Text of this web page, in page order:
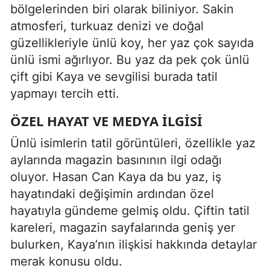
bölgelerinden biri olarak biliniyor. Sakin
atmosferi, turkuaz denizi ve doğal
güzellikleriyle ünlü koy, her yaz çok sayıda
ünlü ismi ağırlıyor. Bu yaz da pek çok ünlü
çift gibi Kaya ve sevgilisi burada tatil
yapmayı tercih etti.
ÖZEL HAYAT VE MEDYA İLGISI
Ünlü isimlerin tatil görüntüleri, özellikle yaz
aylarında magazin basınının ilgi odağı
oluyor. Hasan Can Kaya da bu yaz, iş
hayatındaki değişimin ardından özel
hayatıyla gündeme gelmiş oldu. Çiftin tatil
kareleri, magazin sayfalarında geniş yer
bulurken, Kaya’nın ilişkisi hakkında detaylar
merak konusu oldu.